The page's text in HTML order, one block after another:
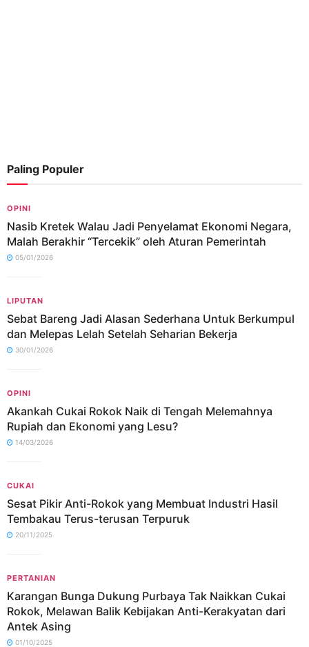
Paling Populer
OPINI
Nasib Kretek Walau Jadi Penyelamat Ekonomi Negara,
Malah Berakhir “Tercekik” oleh Aturan Pemerintah
05/01/2026
LIPUTAN
Sebat Bareng Jadi Alasan Sederhana Untuk Berkumpul
dan Melepas Lelah Setelah Seharian Bekerja
30/01/2026
OPINI
Akankah Cukai Rokok Naik di Tengah Melemahnya
Rupiah dan Ekonomi yang Lesu?
14/03/2026
CUKAI
Sesat Pikir Anti-Rokok yang Membuat Industri Hasil
Tembakau Terus-terusan Terpuruk
20/11/2025
PERTANIAN
Karangan Bunga Dukung Purbaya Tak Naikkan Cukai
Rokok, Melawan Balik Kebijakan Anti-Kerakyatan dari
Antek Asing
01/10/2025